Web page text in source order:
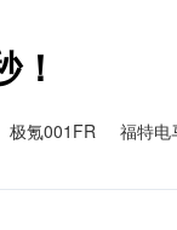
极氪001FR
福特电